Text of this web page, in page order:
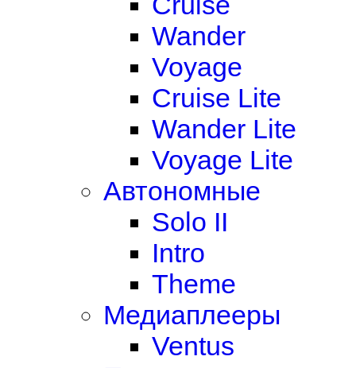
Wander
Voyage
Cruise Lite
Wander Lite
Voyage Lite
Автономные
Solo II
Intro
Theme
Медиаплееры
Ventus